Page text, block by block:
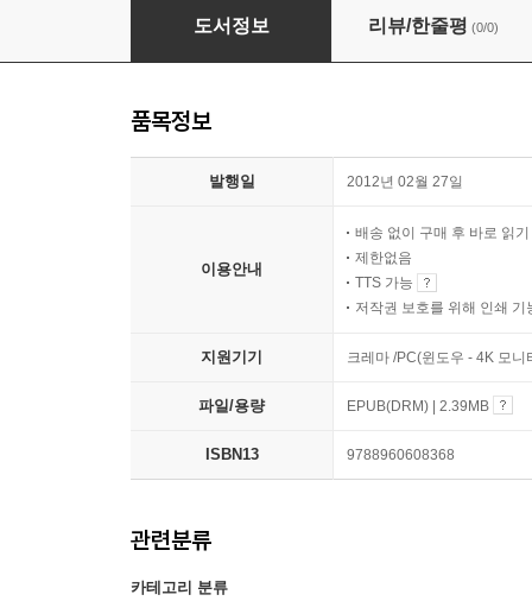
사기의 리더십
도서정보 리뷰/한줄평 (0/0)
품목정보
발행일 2012년 02월 27일
이용안내
배송 없이 구매 후 바로 읽기
제한없음
TTS 가능
저작권 보호를 위해 인쇄 기
지원기기 크레마 /PC(윈도우 - 4K 모
파일/용량 EPUB(DRM) | 2.39MB
ISBN13 9788960608368
관련분류
카테고리 분류